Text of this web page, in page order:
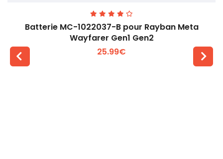
Batterie MC-1022037-B pour Rayban Meta
Wayfarer Gen1 Gen2
25.99€